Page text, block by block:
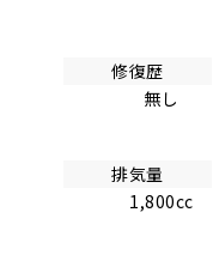
修復歴
無し
排気量
1,800cc